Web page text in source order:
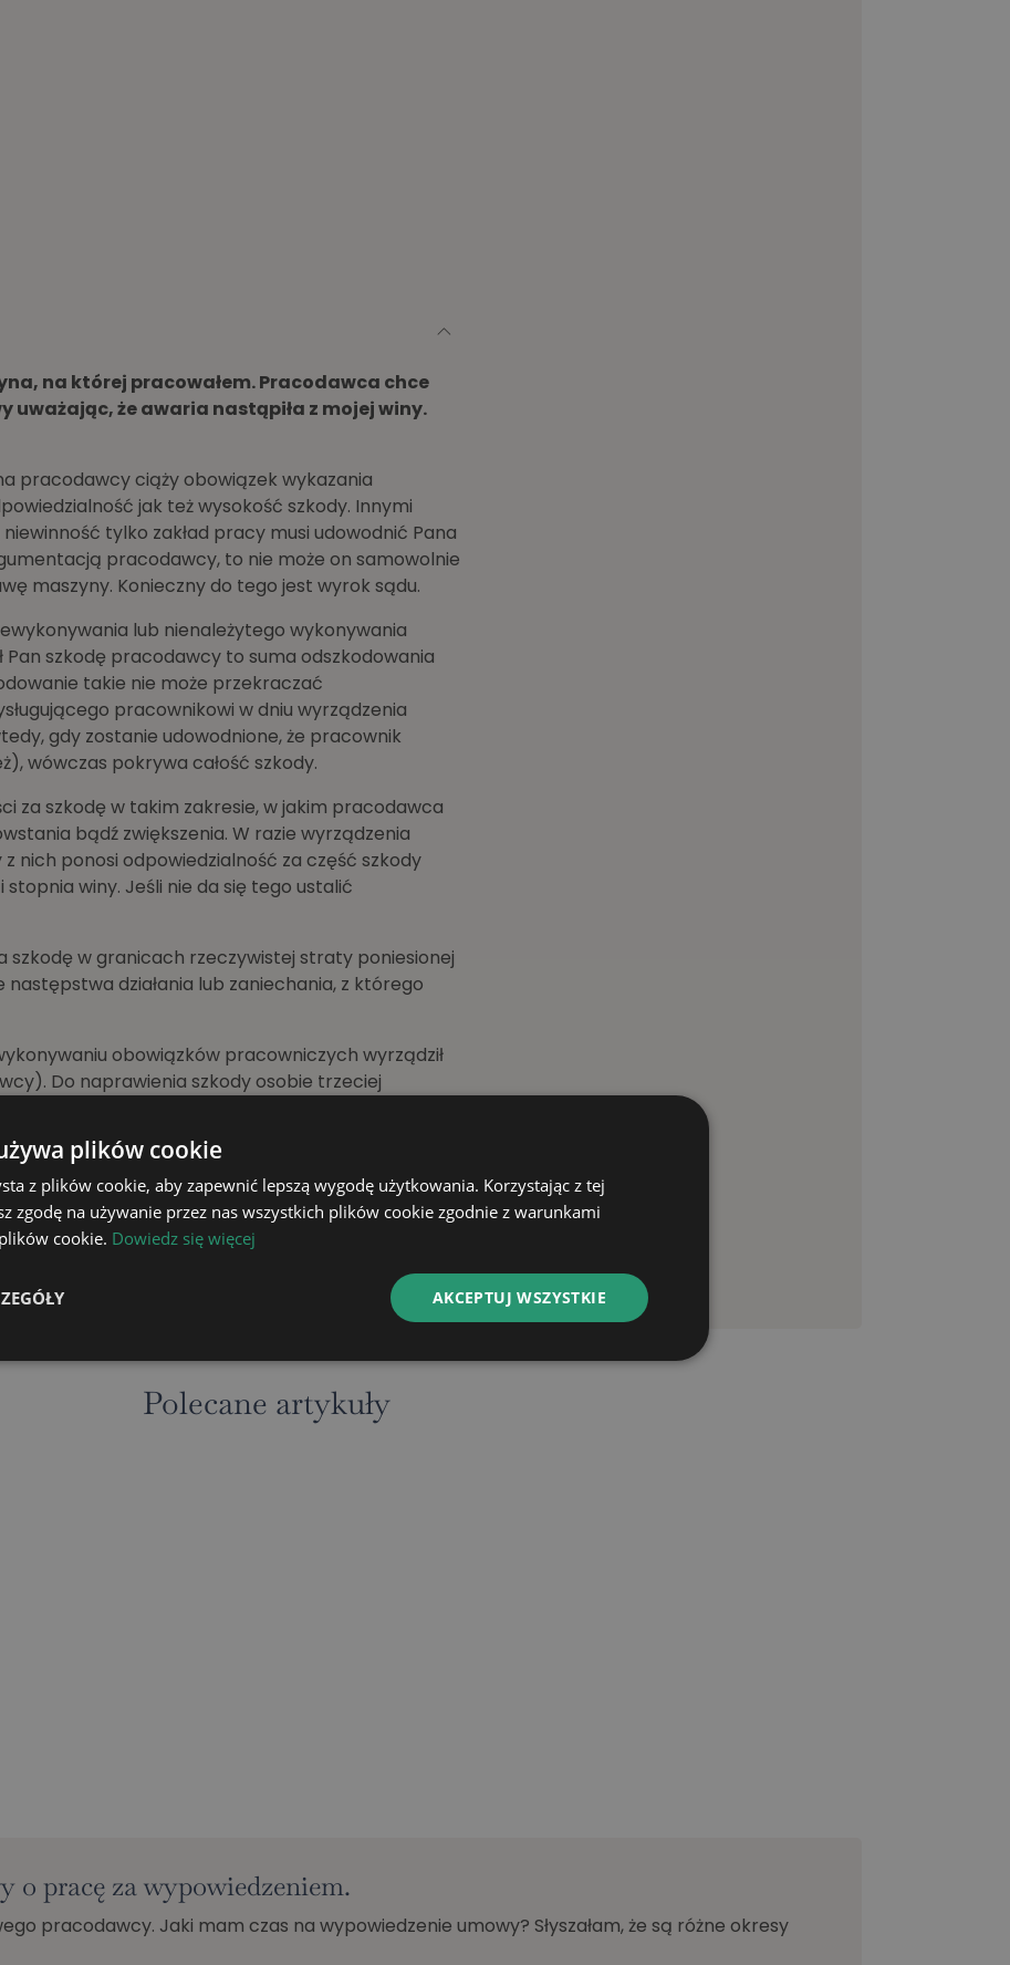
na której pracowałem. Pracodawca chce
uważając, że awaria nastąpiła z mojej winy.
pracodawcy ciąży obowiązek wykazania
jak też wysokość szkody. Innymi
tylko zakład pracy musi udowodnić Pana
pracodawcy, to nie może on samowolnie
maszyny. Konieczny do tego jest wyrok sądu.
lub nienależytego wykonywania
szkodę pracodawcy to suma odszkodowania
takie nie może przekraczać
pracownikowi w dniu wyrządzenia
gdy zostanie udowodnione, że pracownik
wówczas pokrywa całość szkody.
za szkodę w takim zakresie, w jakim pracodawca
bądź zwiększenia. W razie wyrządzenia
nich ponosi odpowiedzialność za część szkody
winy. Jeśli nie da się tego ustalić
szkodę w granicach rzeczywistej straty poniesionej
działania lub zaniechania, z którego
obowiązków pracowniczych wyrządził
Do naprawienia szkody osobie trzeciej
ale potem może się on domagać od swego
przedstawionych wyżej, (do trzykrotności
wyrządzona umyślnie).
w Toruniu
Następny wpis
Polecane artykuły
o pracę za wypowiedzeniem.
pracodawcy. Jaki mam czas na wypowiedzenie umowy? Słyszałam, że są różne okresy
plików cookie
z plików cookie, aby zapewnić lepszą wygodę użytkowania. Korzystając z tej
zgodę na używanie przez nas wszystkich plików cookie zgodnie z warunkami
cookie. Dowiedz się więcej
AKCEPTUJ WSZYSTKIE